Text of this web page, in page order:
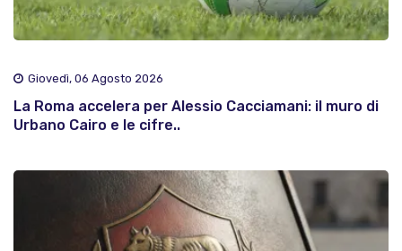
Giovedì, 06 Agosto 2026
La Roma accelera per Alessio Cacciamani: il muro di
Urbano Cairo e le cifre..